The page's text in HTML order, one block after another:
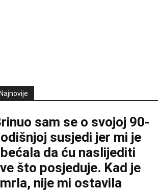
sam se o svojoj 90-
susjedi jer mi je
da ću naslijediti
što posjeduje. Kad je
nije mi ostavila